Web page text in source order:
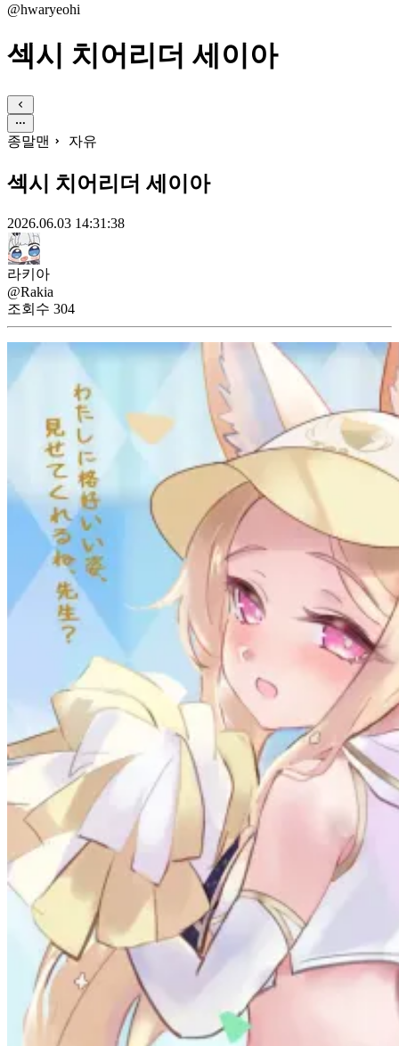
@hwaryeohi
섹시 치어리더 세이아
종말맨 자유
섹시 치어리더 세이아
2026.06.03 14:31:38
라키아
@Rakia
조회수 304